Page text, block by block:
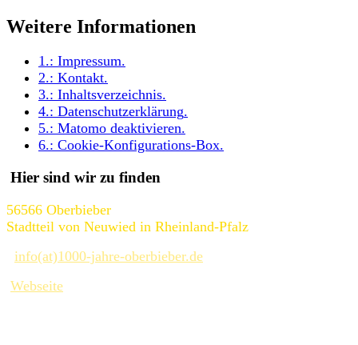
Weitere Informationen
1.: Impressum.
2.: Kontakt.
3.: Inhaltsverzeichnis.
4.: Datenschutzerklärung.
5.: Matomo deaktivieren.
6.: Cookie-Konfigurations-Box.
Hier sind wir zu finden
56566 Oberbieber
Stadtteil von Neuwied in Rheinland-Pfalz
info(at)1000-jahre-oberbieber.de
Webseite